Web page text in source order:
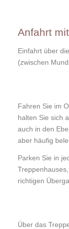
Anfahrt
Einfahrt über
(zwischen
Fahren Sie im
halten Sie sich
auch in den
aber häufig
Parken Sie in
richtigen
Über das